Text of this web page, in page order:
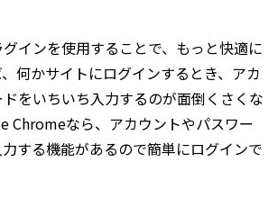
インを使用することで、もっと快適に
何かサイトにログインするとき、アカ
をいちいち入力するのが面倒くさくな
Chromeなら、アカウントやパスワー
する機能があるので簡単にログインで